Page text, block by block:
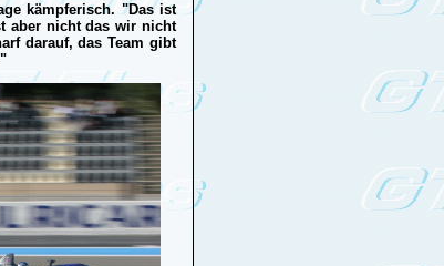
kämpferisch. "Das ist
aber nicht das wir nicht
darauf, das Team gibt